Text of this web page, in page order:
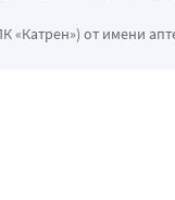
от имени